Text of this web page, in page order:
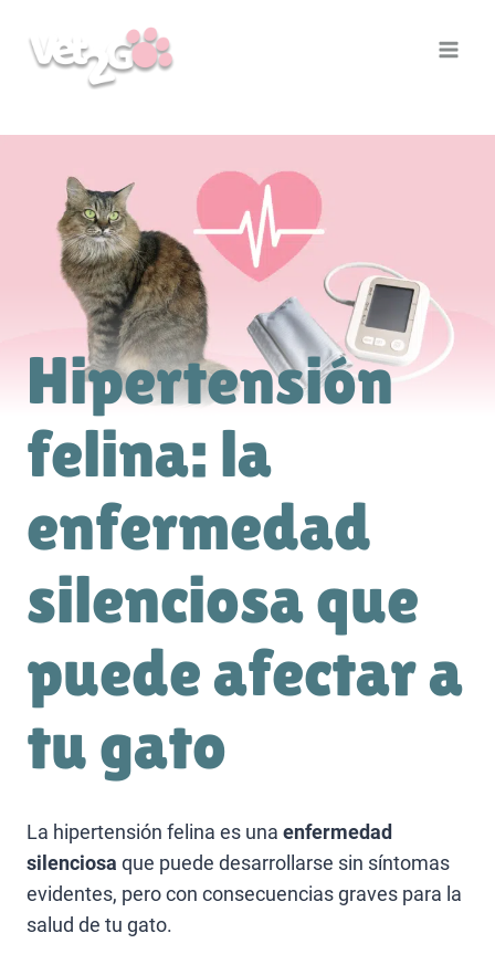
contenido
Hipertensión
felina: la
enfermedad
silenciosa que
puede afectar a
tu gato
La hipertensión felina es una enfermedad
silenciosa que puede desarrollarse sin síntomas
evidentes, pero con consecuencias graves para la
salud de tu gato.